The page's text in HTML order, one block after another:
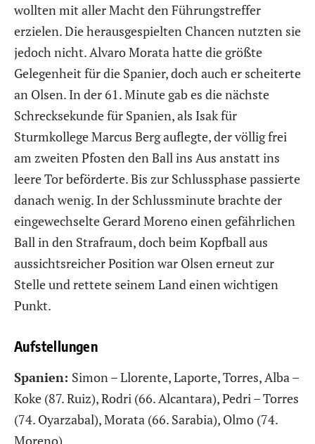
wollten mit aller Macht den Führungstreffer
erzielen. Die herausgespielten Chancen nutzten sie
jedoch nicht. Alvaro Morata hatte die größte
Gelegenheit für die Spanier, doch auch er scheiterte
an Olsen. In der 61. Minute gab es die nächste
Schrecksekunde für Spanien, als Isak für
Sturmkollege Marcus Berg auflegte, der völlig frei
am zweiten Pfosten den Ball ins Aus anstatt ins
leere Tor beförderte. Bis zur Schlussphase passierte
danach wenig. In der Schlussminute brachte der
eingewechselte Gerard Moreno einen gefährlichen
Ball in den Strafraum, doch beim Kopfball aus
aussichtsreicher Position war Olsen erneut zur
Stelle und rettete seinem Land einen wichtigen
Punkt.
Aufstellungen
Spanien: Simon – Llorente, Laporte, Torres, Alba –
Koke (87. Ruiz), Rodri (66. Alcantara), Pedri – Torres
(74. Oyarzabal), Morata (66. Sarabia), Olmo (74.
Moreno)